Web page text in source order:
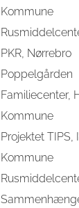
Kommune
PKR, Nørrebro
Poppelgården
Familiecenter,
Kommune
Projektet TIPS,
Kommune
S